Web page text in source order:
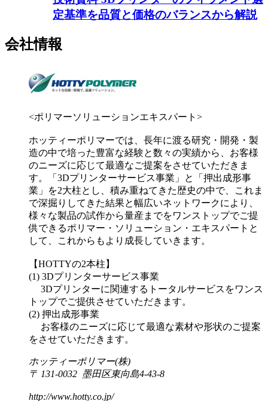
定基準を品質と価格のバランスから解説
会社情報
<ポリマーソリューションエキスパート>
ホッティーポリマーでは、長年に渡る研究・開発・製
造の中で培った豊富な経験と数々の実績から、お客様
のニーズに応じて最適なご提案をさせていただきま
す。「3Dプリンターサービス事業」と「押出成形事
業」を2大柱とし、積み重ねてきた歴史の中で、これま
で深掘りしてきた結果と幅広いネットワークにより、
様々な製品の試作から量産までをワンストップでご提
供できるポリマー・ソリューション・エキスパートと
して、これからもより成長していきます。
【HOTTYの2本柱】
(1) 3Dプリンターサービス事業
3Dプリンターに関連するトータルサービスをワンス
トップでご提供させていただきます。
(2) 押出成形事業
お客様のニーズに応じて最適な素材や形状のご提案
をさせていただきます。
ホッティーポリマー(株)
〒 131-0032 墨田区東向島4-43-8
http://www.hotty.co.jp/